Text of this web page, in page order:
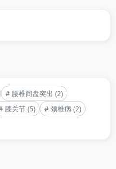
# 腰椎间盘突出 (2)
膝关节 (5)
# 颈椎病 (2)